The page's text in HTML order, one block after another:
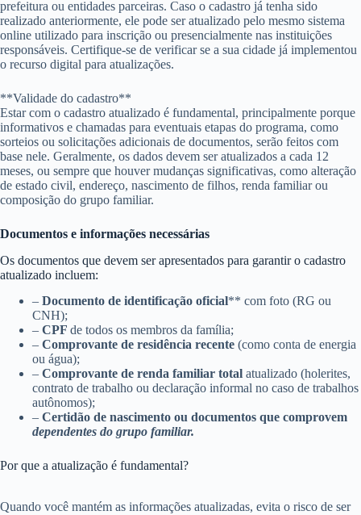
prefeitura ou entidades parceiras. Caso o cadastro já tenha sido
realizado anteriormente, ele pode ser atualizado pelo mesmo sistema
online utilizado para inscrição ou presencialmente nas instituições
responsáveis. Certifique-se de verificar se a sua cidade já implementou
o recurso digital para atualizações.
**Validade do cadastro**
Estar com o cadastro atualizado é fundamental, principalmente porque
informativos e chamadas para eventuais etapas do programa, como
sorteios ou solicitações adicionais de documentos, serão feitos com
base nele. Geralmente, os dados devem ser atualizados a cada 12
meses, ou sempre que houver mudanças significativas, como alteração
de estado civil, endereço, nascimento de filhos, renda familiar ou
composição do grupo familiar.
Documentos e informações necessárias
Os documentos que devem ser apresentados para garantir o cadastro
atualizado incluem:
– Documento de identificação oficial** com foto (RG ou
CNH);
– CPF de todos os membros da família;
– Comprovante de residência recente (como conta de energia
ou água);
– Comprovante de renda familiar total atualizado (holerites,
contrato de trabalho ou declaração informal no caso de trabalhos
autônomos);
– Certidão de nascimento ou documentos que comprovem
dependentes do grupo familiar.
Por que a atualização é fundamental?
Quando você mantém as informações atualizadas, evita o risco de ser